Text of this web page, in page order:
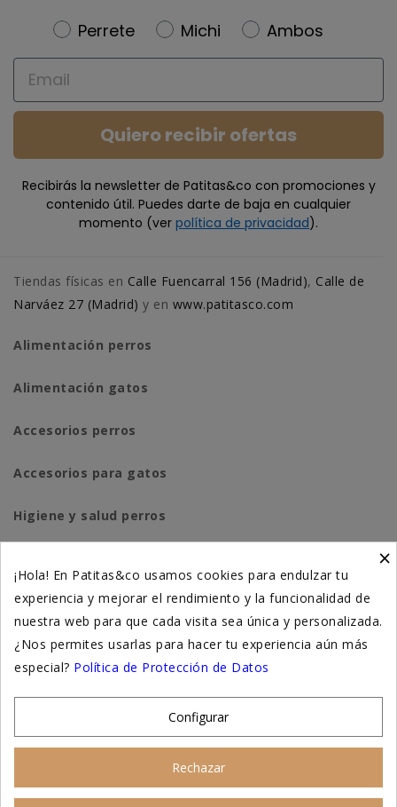
Newsletter
Perrete Michi
Ambos
Email
Quiero recibir ofertas
Recibirás la newsletter de Patitas&co con promociones y
contenido útil. Puedes darte de baja en cualquier
momento (ver política de privacidad).
Tiendas físicas en Calle Fuencarral 156 (Madrid), Calle de
Narváez 27 (Madrid) y en www.patitasco.com
Alimentación perros
Alimentación gatos
Accesorios perros
Accesorios para gatos
Higiene y salud perros
Suplementación natural
Otros
×
¡Hola! En Patitas&co usamos cookies para endulzar tu
experiencia y mejorar el rendimiento y la funcionalidad de
nuestra web para que cada visita sea única y personalizada.
¿Nos permites usarlas para hacer tu experiencia aún más
especial? Política de Protección de Datos
Configurar
Rechazar